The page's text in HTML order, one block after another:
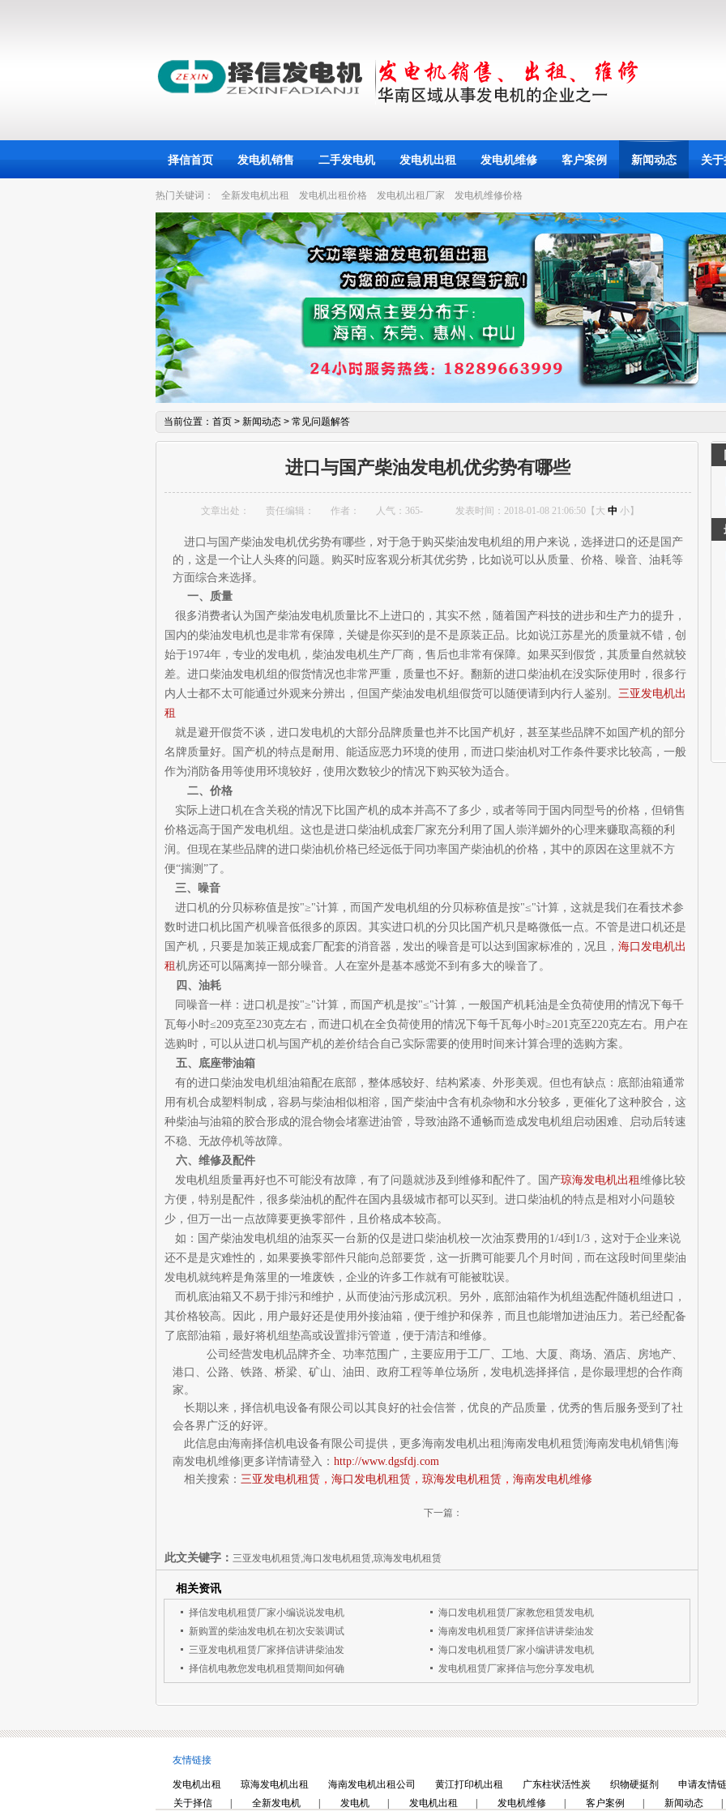
择信首页 发电机销售 二手发电机 发电机出租 发电机维修 客户案例 新闻动态 关
热门关键词： 全新发电机出租 发电机出租价格 发电机出租厂家 发电机维修价格
当前位置： 首页 > 新闻动态 > 常见问题解答
进口与国产柴油发电机优劣势有哪些
文章出处： 责任编辑： 作者： 人气： 365- 发表时间：2018-01-08 21:06:50【 大 中 小】
进口与国产柴油发电机优劣势有哪些， 对于急于购买柴油发电机组的用户来说，选择进口的还是国产
的，这是一个让人头疼的问题。购买时应客观分析其优劣势，比如说可以从质量、价格、噪音、油耗等
方面综合来选择。
一、质量
很多消费者认为国产柴油发电机质量比不上进口的，其实不然，随着国产科技的进步和生产力的提升，
国内的柴油发电机也是非常有保障，关键是你买到的是不是原装正品。比如说江苏星光的质量就不错，创
始于1974年，专业的发电机，柴油发电机生产厂商，售后也非常有保障。如果买到假货，其质量自然就较
差。进口柴油发电机组的假货情况也非常严重，质量也不好。翻新的进口柴油机在没实际使用时，很多行
内人士都不太可能通过外观来分辨出，但国产柴油发电机组假货可以随便请到内行人鉴别。 三亚发电机出
租
就是避开假货不谈，进口发电机的大部分品牌质量也并不比国产机好，甚至某些品牌不如国产机的部分
名牌质量好。国产机的特点是耐用、能适应恶力环境的使用，而进口柴油机对工作条件要求比较高，一般
作为消防备用等使用环境较好，使用次数较少的情况下购买较为适合。
二、价格
实际上进口机在含关税的情况下比国产机的成本并高不了多少，或者等同于国内同型号的价格，但销售
价格远高于国产发电机组。这也是进口柴油机成套厂家充分利用了国人崇洋媚外的心理来赚取高额的利
润。但现在某些品牌的进口柴油机价格已经远低于同功率国产柴油机的价格，其中的原因在这里就不方
便“揣测”了。
三、噪音
进口机的分贝标称值是按"≥"计算，而国产发电机组的分贝标称值是按"≤"计算，这就是我们在看技术参
数时进口机比国产机噪音低很多的原因。其实进口机的分贝比国产机只是略微低一点。不管是进口机还是
国产机，只要是加装正规成套厂配套的消音器，发出的噪音是可以达到国家标准的，况且， 海口发电机出
租 机房还可以隔离掉一部分噪音。人在室外是基本感觉不到有多大的噪音了。
四、油耗
同噪音一样：进口机是按"≥"计算，而国产机是按"≤"计算，一般国产机耗油是全负荷使用的情况下每千
瓦每小时≤209克至230克左右，而进口机在全负荷使用的情况下每千瓦每小时≥201克至220克左右。用户在
选购时，可以从进口机与国产机的差价结合自己实际需要的使用时间来计算合理的选购方案。
五、底座带油箱
有的进口柴油发电机组油箱配在底部，整体感较好、结构紧凑、外形美观。但也有缺点：底部油箱通常
用有机合成塑料制成，容易与柴油相似相溶，国产柴油中含有机杂物和水分较多，更催化了这种胶合，这
种柴油与油箱的胶合形成的混合物会堵塞进油管，导致油路不通畅而造成发电机组启动困难、启动后转速
不稳、无故停机等故障。
六、维修及配件
发电机组质量再好也不可能没有故障，有了问题就涉及到维修和配件了。国产琼海发电机出租 维修比较
方便，特别是配件，很多柴油机的配件在国内县级城市都可以买到。进口柴油机的特点是相对小问题较
少，但万一出一点故障要更换零部件，且价格成本较高。
如：国产柴油发电机组的油泵买一台新的仅是进口柴油机校一次油泵费用的1/4到1/3，这对于企业来说
还不是是灾难性的，如果要换零部件只能向总部要货，这一折腾可能要几个月时间，而在这段时间里柴油
发电机就纯粹是角落里的一堆废铁，企业的许多工作就有可能被耽误。
而机底油箱又不易于排污和维护，从而使油污形成沉积。另外，底部油箱作为机组选配件随机组进口，
其价格较高。因此，用户最好还是使用外接油箱，便于维护和保养，而且也能增加进油压力。若已经配备
了底部油箱，最好将机组垫高或设置排污管道，便于清洁和维修。
公司经营发电机品牌齐全、功率范围广，主要应用于工厂、工地、大厦、商场、酒店、房地产、
港口、公路、铁路、桥梁、矿山、油田、政府工程等单位场所，发电机选择择信，是你最理想的合作商
家。
长期以来，择信机电设备有限公司以其良好的社会信誉，优良的产品质量，优秀的售后服务受到了社
会各界广泛的好评。
此信息由海南择信机电设备有限公司提供，更多海南发电机出租 海南发电机租赁 海南发电机销售 海
南发电机维修 更多详情请登入： http://www.dgsfdj.com
相关搜索： 三亚发电机租赁 ， 海口发电机租赁 ， 琼海发电机租赁 ， 海南发电机维修
下一篇：
此文关键字： 三亚发电机租赁,海口发电机租赁,琼海发电机租赁
相关资讯
择信发电机租赁厂家小编说说发电机
海口发电机租赁厂家教您租赁发电机
新购置的柴油发电机在初次安装调试
海南发电机租赁厂家择信讲讲柴油发
三亚发电机租赁厂家择信讲讲柴油发
海口发电机租赁厂家小编讲讲发电机
择信机电教您发电机租赁期间如何确
发电机租赁厂家择信与您分享发电机
友情链接
发电机出租 琼海发电机出租 海南发电机出租公司 黄江打印机出租 广东柱状活性炭 织物硬挺剂
申请友情
关于择信
全新发电机 发电机 发电机出租 发电机维修 客户案例 新闻动态